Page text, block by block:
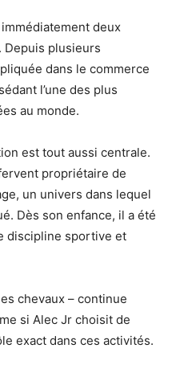
deux
Depuis plusieurs
dans le commerce
l’une des plus
au monde.
est tout aussi centrale.
propriétaire de
un univers dans lequel
Dès son enfance, il a été
discipline sportive et
chevaux – continue
si Alec Jr choisit de
exact dans ces activités.